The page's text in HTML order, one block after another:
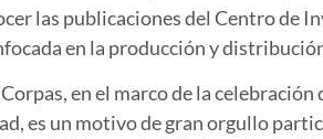
las publicaciones del Centro de
en la producción y
en el marco de la
es un motivo de gran orgullo